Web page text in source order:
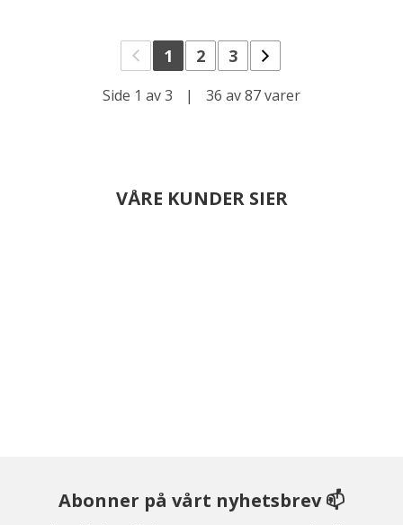
1 2 3
Side 1 av 3 | 36 av 87 varer
VÅRE KUNDER SIER
Abonner på vårt nyhetsbrev 📫